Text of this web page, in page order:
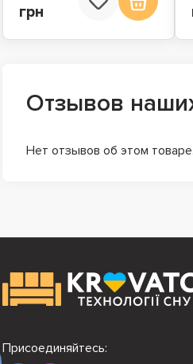
грн
Отзывов
Нет отзывов об этом товаре.
Присоединяйтесь: